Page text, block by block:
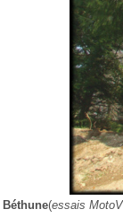
Béthune(essais